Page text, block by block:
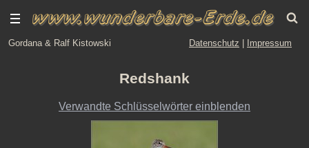
Gordana & Ralf Kistowski Datenschutz Impressum
Redshank
Verwandte Schlüsselwörter einblenden